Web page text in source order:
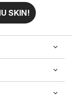
SKIN!